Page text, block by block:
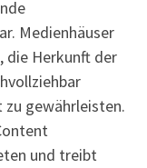
Medienhäuser
die Herkunft der
gewährleisten.
und treibt